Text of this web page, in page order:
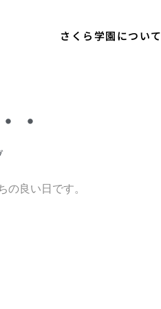
さくら学園について
・
良い日です。